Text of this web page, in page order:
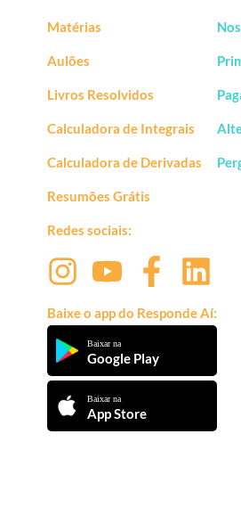
Matérias
Aulões
Livros Resolvidos
Calculadora de Integrais
Calculadora de Derivadas
Resumões Grátis
Redes sociais:
Baixe o app do Responde Aí:
Baixar na
Google Play
Baixar na
App Store